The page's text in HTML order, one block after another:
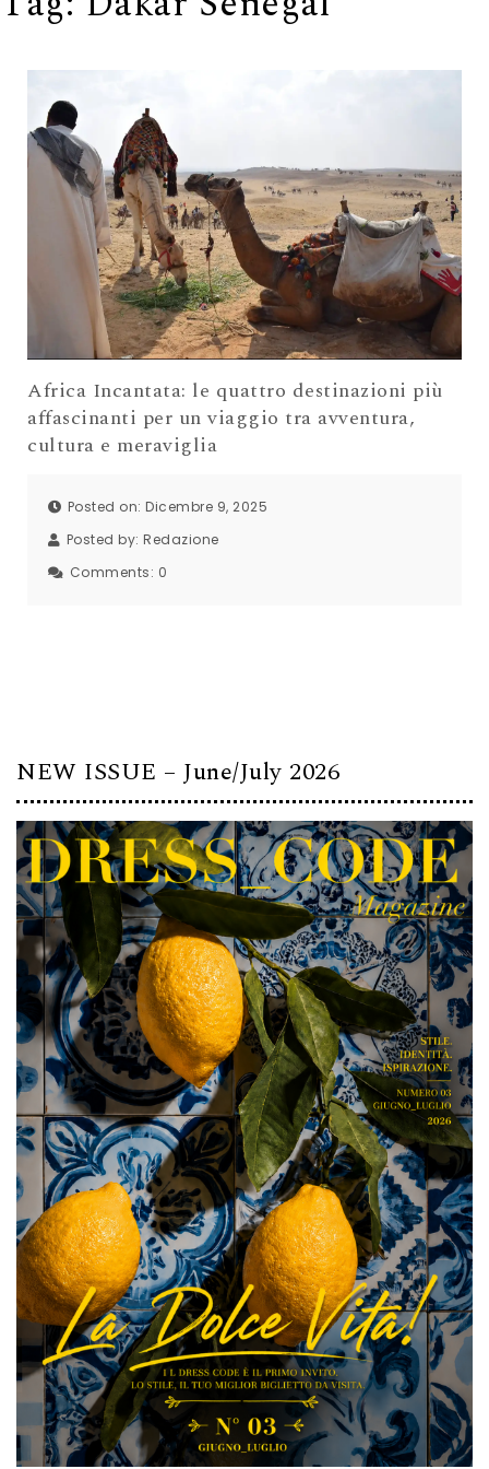
Africa Incantata: le quattro destinazioni più
affascinanti per un viaggio tra avventura,
cultura e meraviglia
Posted on: Dicembre 9, 2025
Posted by: Redazione
Comments: 0
NEW ISSUE – June/July 2026